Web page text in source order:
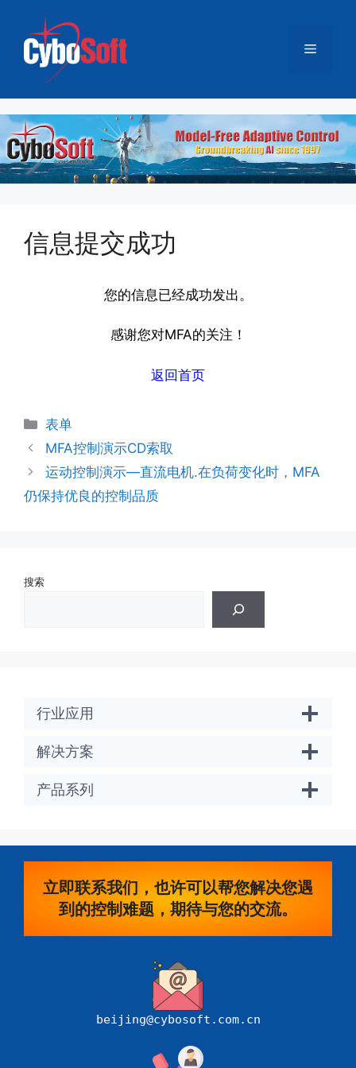
菜
单
信息提交成功
您的信息已经成功发出。
感谢您对MFA的关注！
返回首页
分
类
表单
MFA控制演示CD索取
运动控制演示—直流电机.在负荷变化时，MFA
仍保持优良的控制品质
搜索
行业应用
解决方案
产品系列
立即联系我们，也许可以帮您解决您遇
到的控制难题，期待与您的交流。
beijing@cybosoft.com.cn